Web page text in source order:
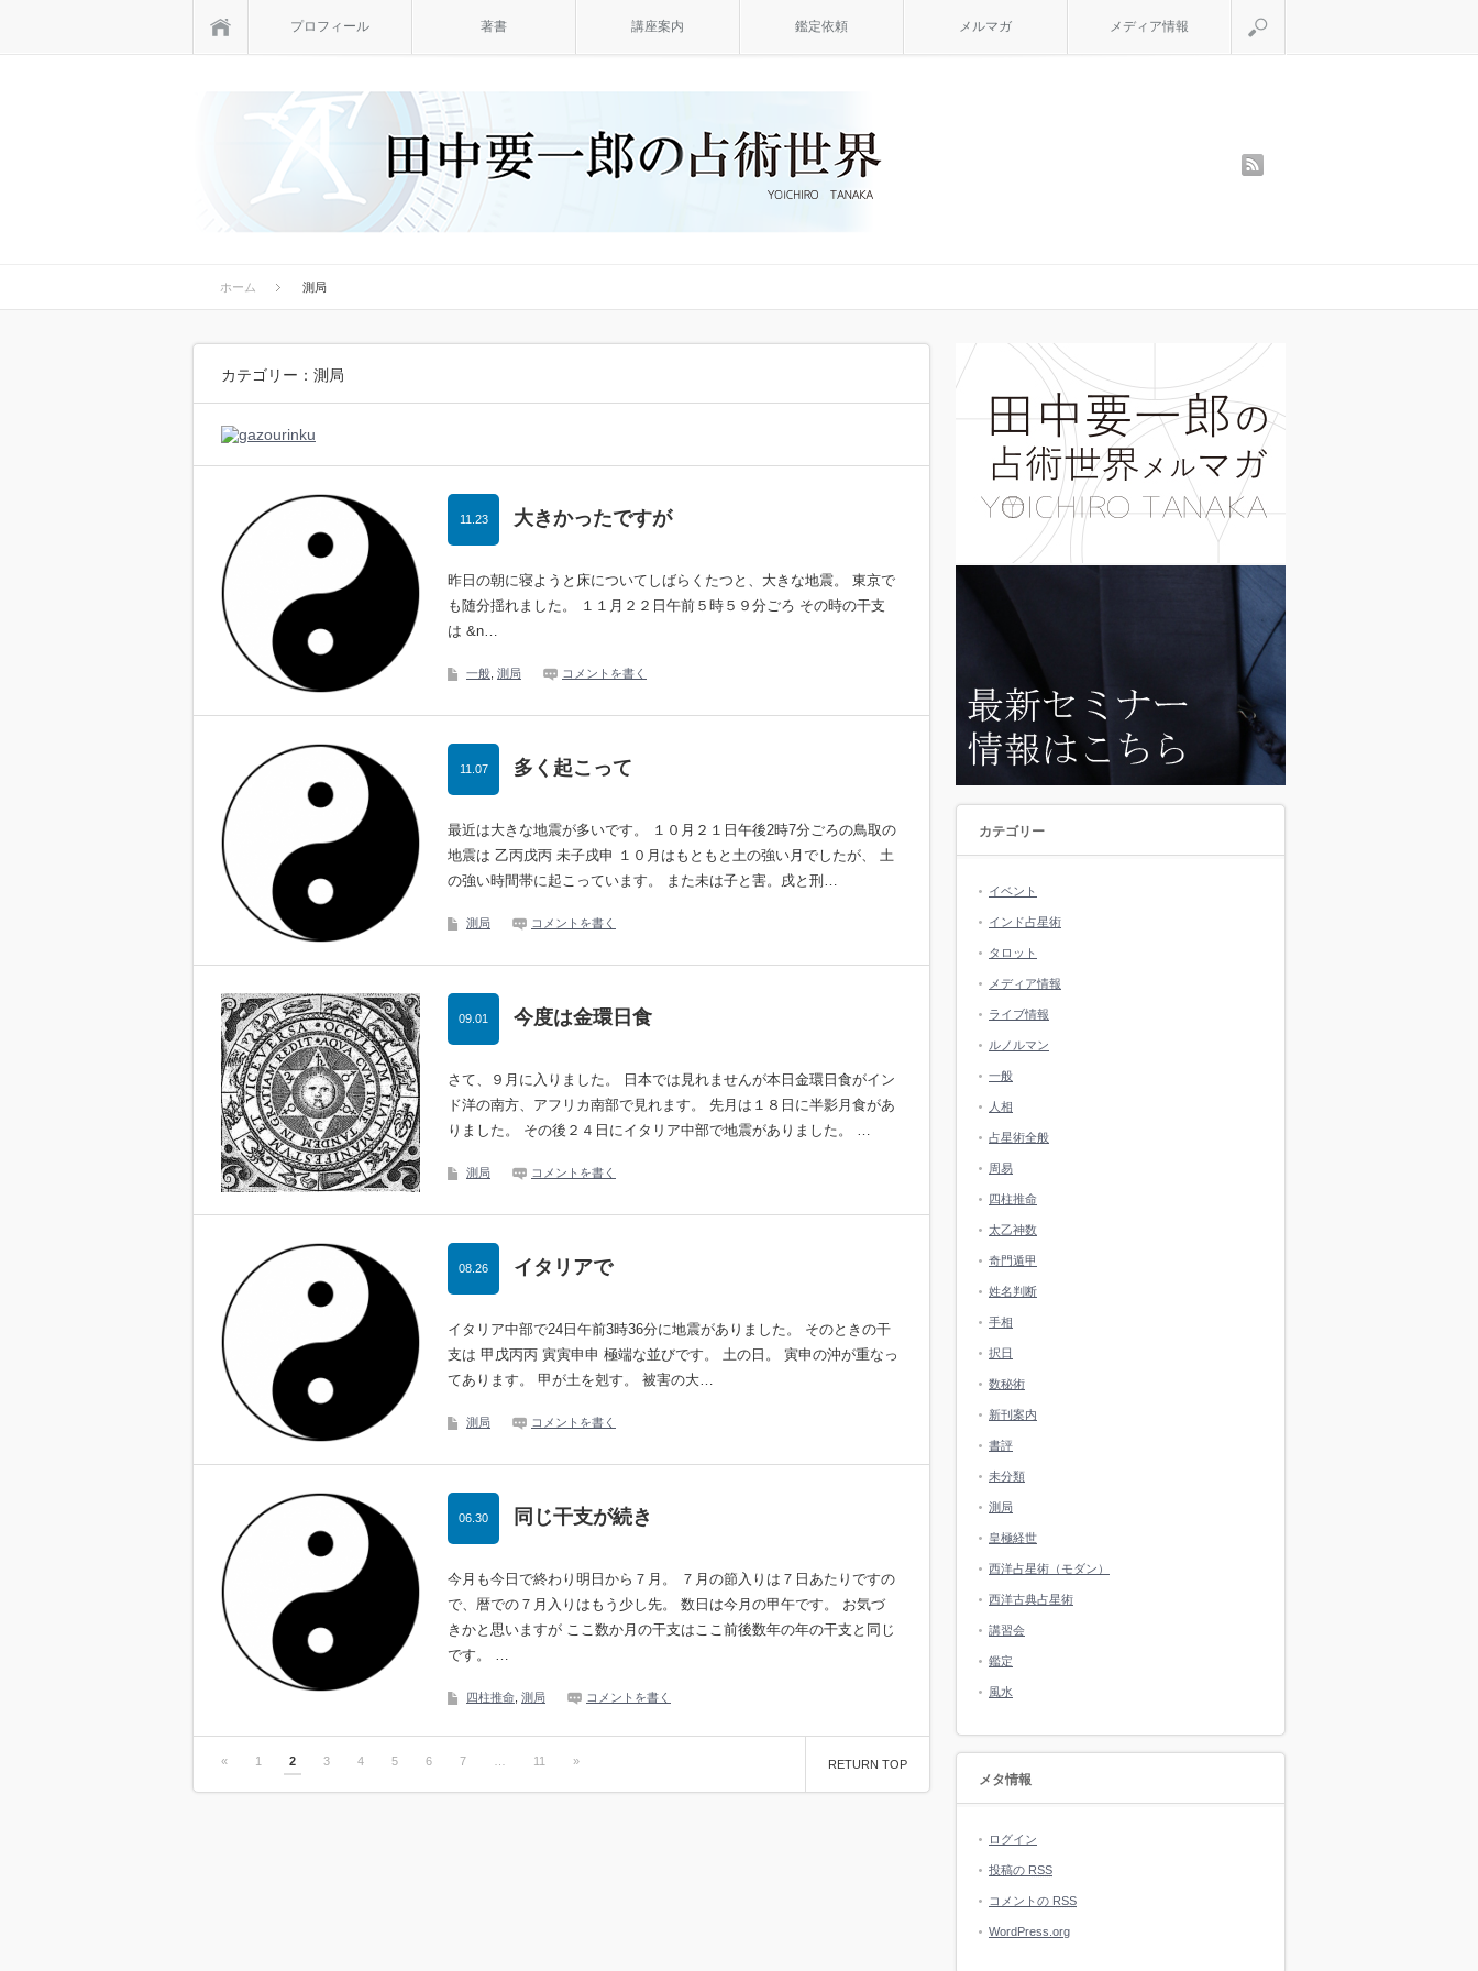
プロフィール 著書 講座案内 鑑定依頼 メルマガ メディア情報
ホーム 測局
カテゴリー：測局
大きかったですが
11.23
昨日の朝に寝ようと床についてしばらくたつと、大きな地震。 東京で
も随分揺れました。 １１月２２日午前５時５９分ごろ その時の干支
は &n…
一般 測局 コメントを書く
多く起こって
11.07
最近は大きな地震が多いです。 １０月２１日午後2時7分ごろの鳥取の
地震は 乙丙戊丙 未子戌申 １０月はもともと土の強い月でしたが、 土
の強い時間帯に起こっています。 また未は子と害。戌と刑…
測局 コメントを書く
今度は金環日食
09.01
さて、９月に入りました。 日本では見れませんが本日金環日食がイン
ド洋の南方、アフリカ南部で見れます。 先月は１８日に半影月食があ
りました。 その後２４日にイタリア中部で地震がありました。 …
測局 コメントを書く
イタリアで
08.26
イタリア中部で24日午前3時36分に地震がありました。 そのときの干
支は 甲戊丙丙 寅寅申申 極端な並びです。 土の日。 寅申の沖が重なっ
てあります。 甲が土を剋す。 被害の大…
測局 コメントを書く
同じ干支が続き
06.30
今月も今日で終わり明日から７月。 ７月の節入りは７日あたりですの
で、暦での７月入りはもう少し先。 数日は今月の甲午です。 お気づ
きかと思いますが ここ数か月の干支はここ前後数年の年の干支と同じ
です。 …
四柱推命 測局 コメントを書く
« 1 2 3 4 5 6 7 11 » RETURN TOP
カテゴリー
イベント
インド占星術
タロット
メディア情報
ライブ情報
ルノルマン
一般
人相
占星術全般
周易
四柱推命
太乙神数
奇門遁甲
姓名判断
手相
択日
数秘術
新刊案内
書評
未分類
測局
皇極経世
西洋占星術（モダン）
西洋古典占星術
講習会
鑑定
風水
メタ情報
ログイン
投稿の RSS
コメントの RSS
WordPress.org